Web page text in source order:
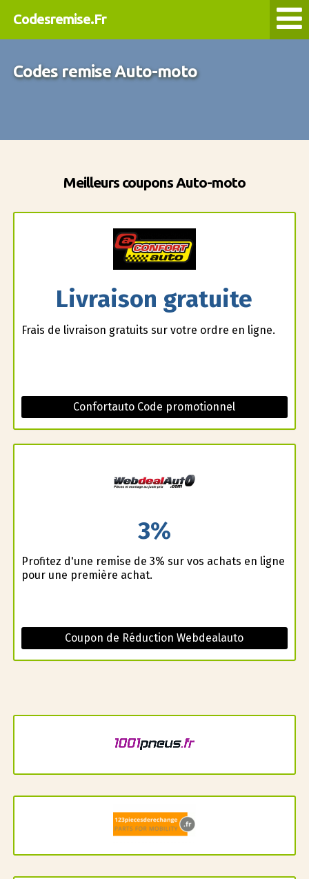
Codesremise.Fr
Codes remise Auto-moto
Meilleurs coupons Auto-moto
Livraison gratuite
Frais de livraison gratuits sur votre ordre en ligne.
Confortauto Code promotionnel
3%
Profitez d'une remise de 3% sur vos achats en ligne
pour une première achat.
Coupon de Réduction Webdealauto